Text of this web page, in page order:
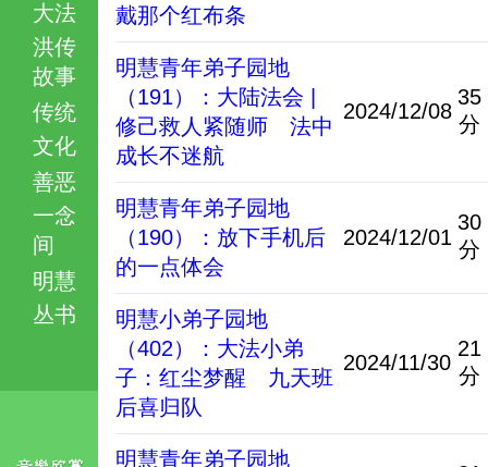
大法
洪传
故事
传统
文化
善恶
一念
间
明慧
丛书
戴那个红布条
明慧青年弟子园地
（191）：大陆法会 |
修己救人紧随师 法中
成长不迷航
2024/12/08
35
分
明慧青年弟子园地
（190）：放下手机后
的一点体会
2024/12/01
30
分
明慧小弟子园地
（402）：大法小弟
子：红尘梦醒 九天班
后喜归队
2024/11/30
21
分
明慧青年弟子园地